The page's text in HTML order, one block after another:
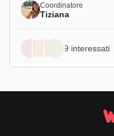
Coordinatore
Tiziana
9 interessati